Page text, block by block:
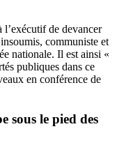
l’exécutif de devancer
communiste et
nationale. Il est ainsi «
publiques dans ce
en conférence de
sous le pied des